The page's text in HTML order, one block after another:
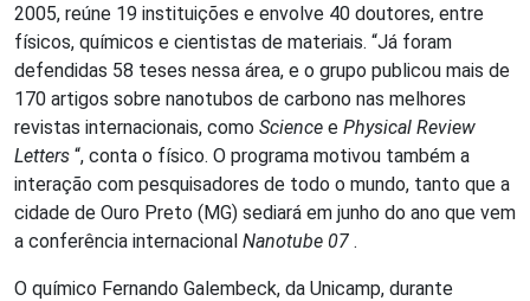
2005, reúne 19 instituições e envolve 40 doutores, entre
físicos, químicos e cientistas de materiais. “Já foram
defendidas 58 teses nessa área, e o grupo publicou mais de
170 artigos sobre nanotubos de carbono nas melhores
revistas internacionais, como Science e Physical Review
Letters “, conta o físico. O programa motivou também a
interação com pesquisadores de todo o mundo, tanto que a
cidade de Ouro Preto (MG) sediará em junho do ano que vem
a conferência internacional Nanotube 07 .
O químico Fernando Galembeck, da Unicamp, durante